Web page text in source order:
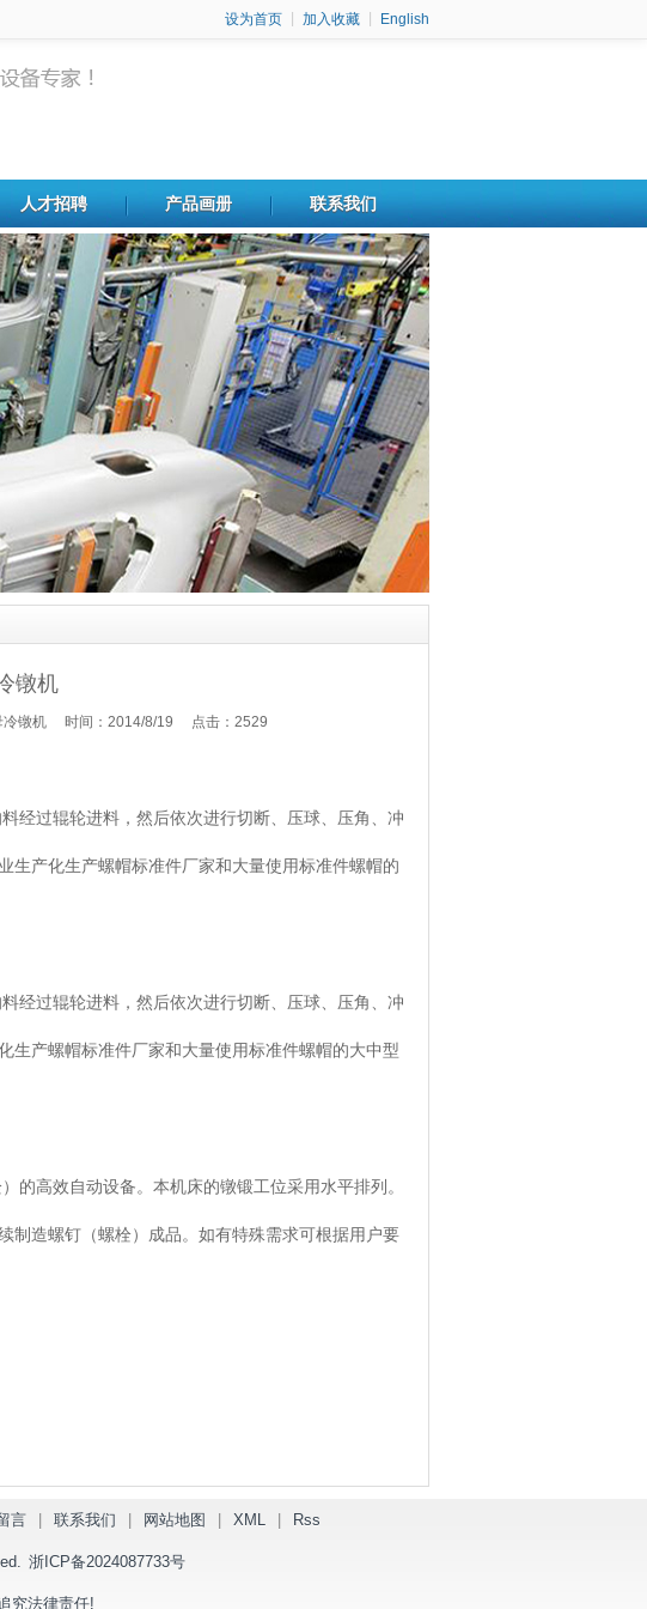
设为首页 加入收藏 English
人才招聘 产品画册 联系我们
镦机
冷镦机 时间：2014/8/19 点击： 2529
过辊轮进料，然后依次进行切断、压球、压角、冲
生产化生产螺帽标准件厂家和大量使用标准件螺帽的
过辊轮进料，然后依次进行切断、压球、压角、冲
生产螺帽标准件厂家和大量使用标准件螺帽的大中型
高效自动设备。本机床的镦锻工位采用水平排列。
制造螺钉（螺栓）成品。 如有特殊需求可根据用户要
言 联系我们 网站地图 XML Rss
浙ICP备2024087733号
究法律责任!